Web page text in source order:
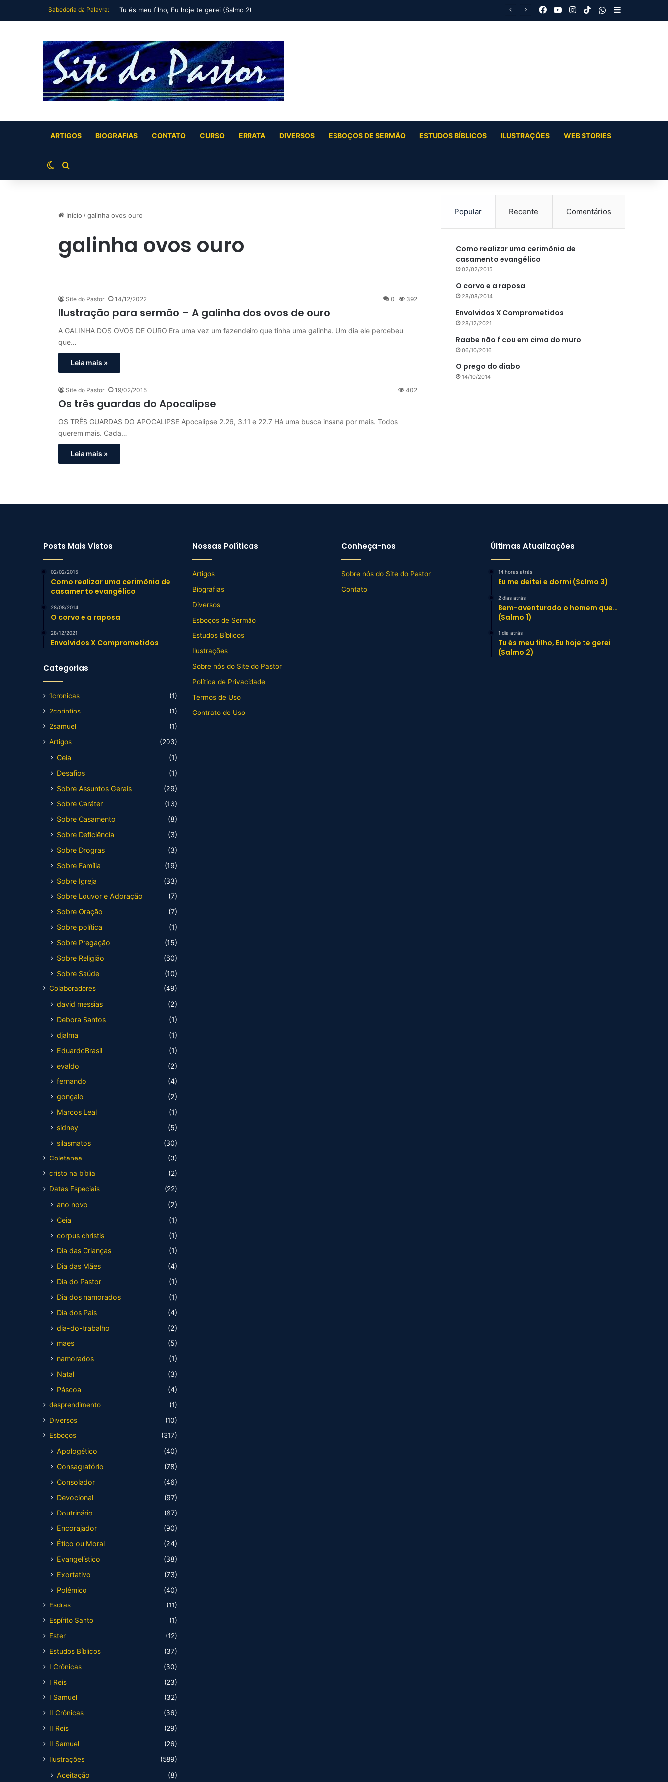
Sabedoria da Palavra: Tu és meu filho, Eu hoje te gerei (Salmo 2) Facebook
YouTubeInstagram
TikTokWhatsApp
Barra Lateral
ARTIGOS BIOGRAFIAS CONTATO CURSO ERRATA DIVERSOS ESBOÇOS DE SERMÃO ESTUDOS BÍBLICOS ILUSTRAÇÕES WEB STORIES
Switch skin
Buscar por
Início /galinha ovos ouro
galinha ovos ouro
Site do Pastor 14/12/2022 0 392
Ilustração para sermão – A galinha dos ovos de ouro
A GALINHA DOS OVOS DE OURO Era uma vez um fazendeiro que tinha uma galinha. Um dia ele percebeu
que…
Leia mais »
Site do Pastor 19/02/2015 402
Os três guardas do Apocalipse
OS TRÊS GUARDAS DO APOCALIPSE Apocalipse 2.26, 3.11 e 22.7 Há uma busca insana por mais. Todos
querem mais. Cada…
Leia mais »
Popular Recente Comentários
Como realizar uma cerimônia de
casamento evangélico
02/02/2015
O corvo e a raposa
28/08/2014
Envolvidos X Comprometidos
28/12/2021
Raabe não ficou em cima do muro
06/10/2016
O prego do diabo
14/10/2014
Posts Mais Vistos
02/02/2015
Como realizar uma cerimônia de
casamento evangélico
28/08/2014
O corvo e a raposa
28/12/2021
Envolvidos X Comprometidos
Categorias
1cronicas
(1)
2corintios
(1)
2samuel
(1)
Artigos
(203)
Ceia
(1)
Desafios
(1)
Sobre Assuntos Gerais
(29)
Sobre Caráter
(13)
Sobre Casamento
(8)
Sobre Deficiência
(3)
Sobre Drogras
(3)
Sobre Família
(19)
Sobre Igreja
(33)
Sobre Louvor e Adoração
(7)
Sobre Oração
(7)
Sobre política
(1)
Sobre Pregação
(15)
Sobre Religião
(60)
Sobre Saúde
(10)
Colaboradores (49)
david messias
(2)
Debora Santos
(1)
djalma
(1)
EduardoBrasil
(1)
evaldo
(2)
fernando
(4)
gonçalo
(2)
Marcos Leal
(1)
sidney
(5)
silasmatos
(30)
Coletanea
(3)
cristo na bíblia
(2)
Datas Especiais
(22)
ano novo
(2)
Ceia
(1)
corpus christis
(1)
Dia das Crianças
(1)
Dia das Mães
(4)
Dia do Pastor
(1)
Dia dos namorados
(1)
Dia dos Pais
(4)
dia-do-trabalho
(2)
maes
(5)
namorados
(1)
Natal
(3)
Páscoa
(4)
desprendimento
(1)
Diversos
(10)
Esboços
(317)
Apologético
(40)
Consagratório
(78)
Consolador
(46)
Devocional
(97)
Doutrinário
(67)
Encorajador
(90)
Ético ou Moral
(24)
Evangelístico
(38)
Exortativo
(73)
Polêmico
(40)
Esdras
(11)
Espírito Santo
(1)
Ester
(12)
Estudos Bíblicos
(37)
I Crônicas
(30)
I Reis
(23)
I Samuel
(32)
II Crônicas
(36)
II Reis
(29)
II Samuel
(26)
Ilustrações
(589)
Aceitação (8)
Nossas Políticas
Artigos
Biografias
Diversos
Esboços de Sermão
Estudos Bíblicos
Ilustrações
Sobre nós do Site do Pastor
Política de Privacidade
Termos de Uso
Contrato de Uso
Conheça-nos
Sobre nós do Site do Pastor
Contato
Últimas Atualizações
14 horas atrás
Eu me deitei e dormi (Salmo 3)
2 dias atrás
Bem-aventurado o homem que…
(Salmo 1)
1 dia atrás
Tu és meu filho, Eu hoje te gerei
(Salmo 2)